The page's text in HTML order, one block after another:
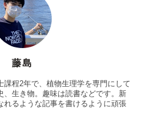
藤島
課程2年で、植物生理学を専門にして
、生き物。趣味は読書などです。新
れるような記事を書けるように頑張